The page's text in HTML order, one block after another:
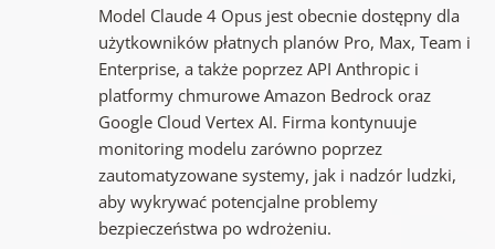
Model Claude 4 Opus jest obecnie dostępny dla
użytkowników płatnych planów Pro, Max, Team i
Enterprise, a także poprzez API Anthropic i
platformy chmurowe Amazon Bedrock oraz
Google Cloud Vertex AI. Firma kontynuuje
monitoring modelu zarówno poprzez
zautomatyzowane systemy, jak i nadzór ludzki,
aby wykrywać potencjalne problemy
bezpieczeństwa po wdrożeniu.